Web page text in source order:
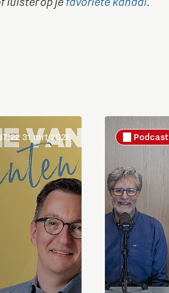
Food
Next Tech Food Factories
31 mrt 2025 Podcast